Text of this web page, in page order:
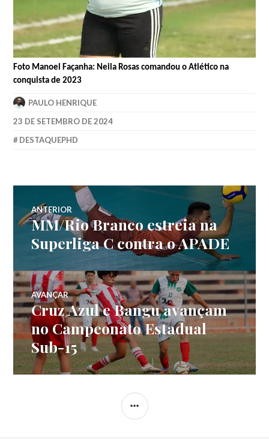
Foto Manoel Façanha: Neila Rosas comandouoAtlético na
conquista de 2023
PAULO HENRIQUE
23 DE SETEMBRO DE 2024
DESTAQUEPHD
ANTERIOR
MM/Rio Branco estreia na
Superliga C contra o APADE
AVANÇAR
Cruz Azul e Bangu avançam
no Campeonato Estadual
Sub-15